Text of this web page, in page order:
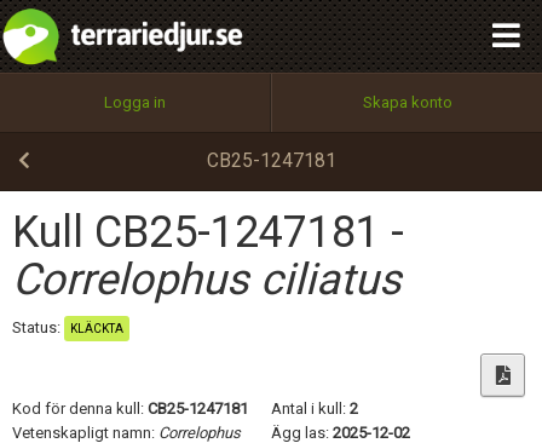
Logga in Skapa konto
CB25-1247181
Kull CB25-1247181 -
Correlophus ciliatus
Status: KLÄCKTA
Kod för denna kull: CB25-1247181
Vetenskapligt namn: Correlophus
Antal i kull: 2
Ägg las: 2025-12-02
Utför
100%
OK
integritetspolicy
Namn:
Epost:
Användarnamn:
Begär nytt lösenord
Tillbaka till förstasidan